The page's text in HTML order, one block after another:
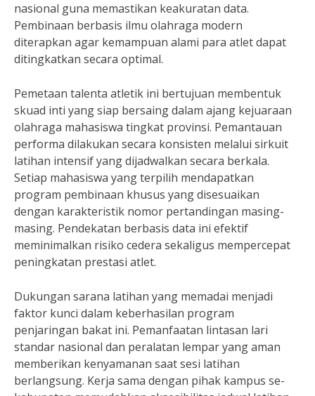
nasional guna memastikan keakuratan data.
Pembinaan berbasis ilmu olahraga modern
diterapkan agar kemampuan alami para atlet dapat
ditingkatkan secara optimal.
Pemetaan talenta atletik ini bertujuan membentuk
skuad inti yang siap bersaing dalam ajang kejuaraan
olahraga mahasiswa tingkat provinsi. Pemantauan
performa dilakukan secara konsisten melalui sirkuit
latihan intensif yang dijadwalkan secara berkala.
Setiap mahasiswa yang terpilih mendapatkan
program pembinaan khusus yang disesuaikan
dengan karakteristik nomor pertandingan masing-
masing. Pendekatan berbasis data ini efektif
meminimalkan risiko cedera sekaligus mempercepat
peningkatan prestasi atlet.
Dukungan sarana latihan yang memadai menjadi
faktor kunci dalam keberhasilan program
penjaringan bakat ini. Pemanfaatan lintasan lari
standar nasional dan peralatan lempar yang aman
memberikan kenyamanan saat sesi latihan
berlangsung. Kerja sama dengan pihak kampus se-